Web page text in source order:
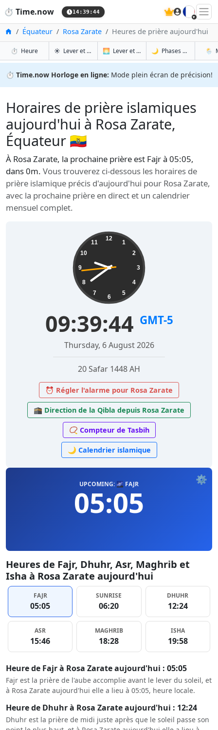
⏱️ Time.now 14:39:45 🇫🇷
Accueil
Équateur Rosa Zarate Heures de prière aujourd'hui
⏱️ Heureà Rosa Zarate
☀️ Lever et coucher du soleil à Rosa Zarate
🌅 Lever et coucher du soleil demain à
🌙 Phases de la Lune à
🌦️
⏱️ Time.now Horloge en ligne: Mode plein écran de précision!
Horaires de prière islamiques
aujourd'hui à Rosa Zarate,
Équateur 🇪🇨
À Rosa Zarate, la prochaine prière est Fajr à 05:05,
dans 0m. Vous trouverez ci-dessous les horaires de
prière islamique précis d'aujourd'hui pour Rosa Zarate,
avec la prochaine prière en direct et un calendrier
mensuel complet.
12
1
2
3
4
5
6
7
8
9
10
11
09:39:45 GMT-5
Thursday, 6 August 2026
20 Safar 1448 AH
⏰ Régler l'alarme pour Rosa Zarate
🕋 Direction de la Qibla depuis Rosa Zarate
📿 Compteur de Tasbih
🌙 Calendrier islamique
⚙️
UPCOMING: 🌌 FAJR
05:05
Heures de Fajr, Dhuhr, Asr, Maghrib et
Isha à Rosa Zarate aujourd'hui
FAJR
05:05
SUNRISE
06:20
DHUHR
12:24
ASR
15:46
MAGHRIB
18:28
ISHA
19:58
Heure de Fajr à Rosa Zarate aujourd'hui : 05:05
Fajr est la prière de l'aube accomplie avant le lever du soleil, et
à Rosa Zarate aujourd'hui elle a lieu à 05:05, heure locale.
Heure de Dhuhr à Rosa Zarate aujourd'hui : 12:24
Dhuhr est la prière de midi juste après que le soleil passe son